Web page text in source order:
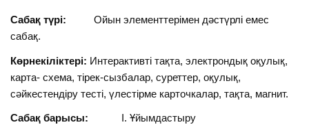
Сабақ түрі: Ойын элементтерімен дәстүрлі емес
сабақ.
Көрнекіліктері: Интерактивті тақта, электрондық оқулық,
карта- схема, тірек-сызбалар, суреттер, оқулық,
сәйкестендіру тесті, үлестірме карточкалар, тақта, магнит.
Сабақ барысы: І. Ұйымдастыру